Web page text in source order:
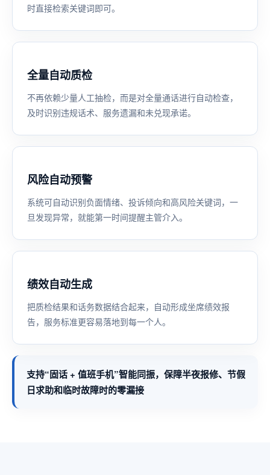
时直接检索关键词即可。
全量自动质检
不再依赖少量人工抽检，而是对全量通话进行自动检查，
及时识别违规话术、服务遗漏和未兑现承诺。
风险自动预警
系统可自动识别负面情绪、投诉倾向和高风险关键词，一
旦发现异常，就能第一时间提醒主管介入。
绩效自动生成
把质检结果和话务数据结合起来，自动形成坐席绩效报
告，服务标准更容易落地到每一个人。
支持“固话 + 值班手机”智能同振，保障半夜报修、节假
日求助和临时故障时的零漏接